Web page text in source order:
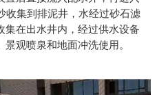
收集到排泥井，水经过砂石滤
集在出水井内，经过供水设备
观喷泉和地面冲洗使用。